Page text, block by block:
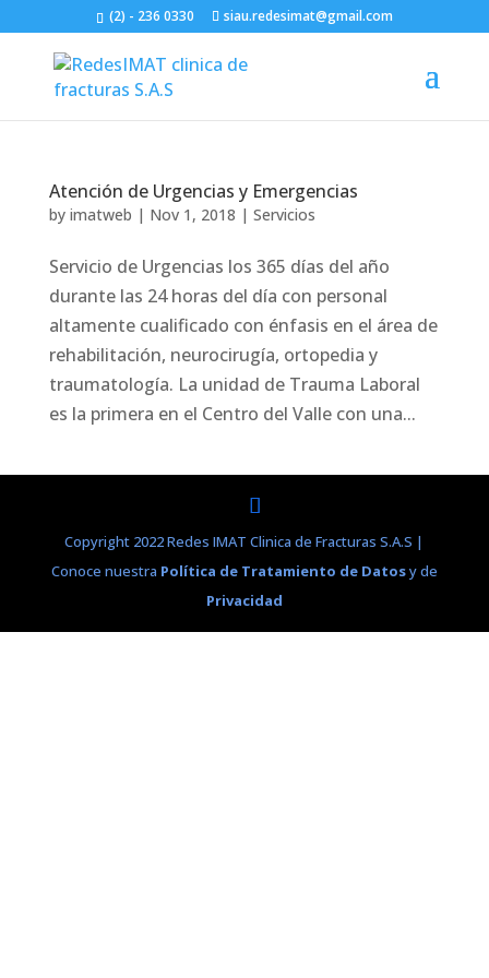
(2) - 236 0330 siau.redesimat@gmail.com
Atención de Urgencias y Emergencias
by imatweb | Nov 1, 2018 | Servicios
Servicio de Urgencias los 365 días del año
durante las 24 horas del día con personal
altamente cualificado con énfasis en el área de
rehabilitación, neurocirugía, ortopedia y
traumatología. La unidad de Trauma Laboral
es la primera en el Centro del Valle con una...
Copyright 2022 Redes IMAT Clinica de Fracturas S.A.S |
Conoce nuestra Política de Tratamiento de Datosy de
Privacidad